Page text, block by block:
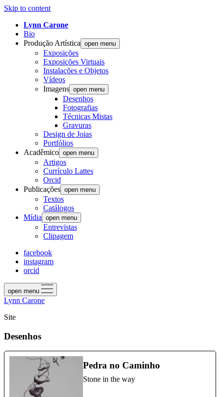
Skip to content
Lynn Carone
Bio
Produção Artística open menu
Exposições
Exposições Virtuais
Instalações e Objetos
Vídeos
Imagens open menu
Desenhos
Fotografias
Técnicas Mistas
Gravuras
Design de Joias
Portfólios
Acadêmico open menu
Artigos
Currículo Lattes
Orcid
Publicações open menu
Textos
Catálogos
Mídia open menu
Entrevistas
Clipagem
facebook
instagram
orcid
open menu
Lynn Carone
Site
Desenhos
Pedra no Caminho
Stone in the way